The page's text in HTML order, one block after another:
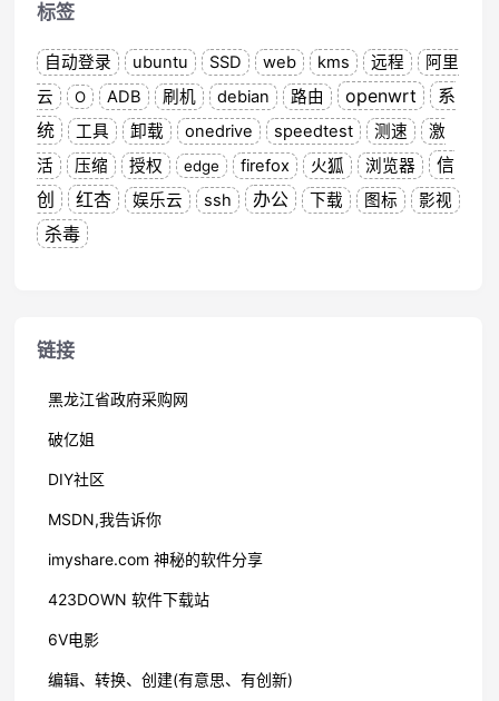
标签
自动登录 ubuntu SSD web kms 远程
阿里
云
O ADB 刷机 debian 路由 openwrt
系
统
工具 卸载 onedrive speedtest 测速
激
活
压缩 授权 edge firefox 火狐 浏览器
信
创
红杏 娱乐云 ssh 办公 下载 图标 影视
杀毒
链接
黑龙江省政府采购网
破亿姐
DIY社区
MSDN,我告诉你
imyshare.com 神秘的软件分享
423DOWN 软件下载站
6V电影
编辑、转换、创建(有意思、有创新)